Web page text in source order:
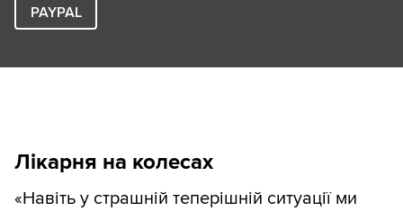
PAYPAL
Лікарня на колесах
«Навіть у страшній теперішній ситуації ми